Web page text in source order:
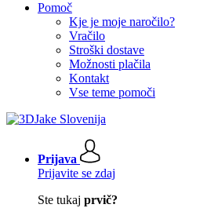
Pomoč
Kje je moje naročilo?
Vračilo
Stroški dostave
Možnosti plačila
Kontakt
Vse teme pomoči
Prijava
Prijavite se zdaj
Ste tukaj prvič?